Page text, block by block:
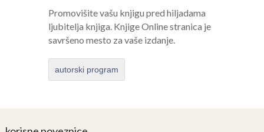
Promovišite vašu knjigu pred hiljadama
ljubitelja knjiga. Knjige Online stranica je
savršeno mesto za vaše izdanje.
autorski program